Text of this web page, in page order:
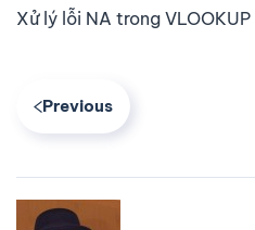
Xử lý lỗi NA trong VLOOKUP
Previous